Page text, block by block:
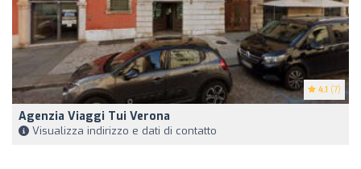
4.1 (7)
Agenzia Viaggi Tui Verona
Visualizza indirizzo e dati di contatto